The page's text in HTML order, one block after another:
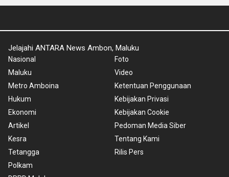
Jelajahi ANTARA News Ambon, Maluku
Nasional
Maluku
Metro Amboina
Hukum
Ekonomi
Artikel
Kesra
Tetangga
Polkam
Foto
Video
Ketentuan Penggunaan
Kebijakan Privasi
Kebijakan Cookie
Pedoman Media Siber
Tentang Kami
Rilis Pers